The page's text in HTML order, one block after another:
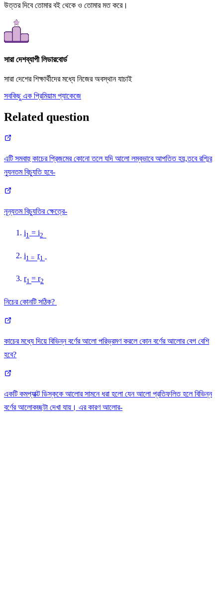
উত্তর দিবে তোমার বই থেকে ও তোমার মত করে।
সারা দেশব্যাপী লিডারবোর্ড
সারা দেশের শিক্ষার্থীদের মধ্যে নিজের অবস্থান যাচাই
সবকিছু এক প্রিমিয়াম প্যাকেজে
Related question
এটি সমবাহু কাচের প্রিজমের কোনো তলে যদি আলো লম্বভাবে আপতিত হয়,তবে রশ্মির
ন্যুনতম বিচ‍্যুতি হবে-
নূন্যতম বিচ্যুতির ক্ষেত্রে-
i1 = i2
i1 = r1
r1 = r2
নিচের কোনটি সঠিক?
কাচের মধ্যে দিয়ে বিভিন্ন বর্ণের আলো পরিভ্রমণ করলে কোন বর্ণের আলোর বেগ বেশি
হবে?
একটি কমপ্যাক্ট ডিস্ককে আলোর সামনে ধরা হলো যেন আলো প্রতিফলিত হলে বিভিন্ন
বর্ণের আলোকচ্ছটা দেখা যায়। এর কারণ আলোর-